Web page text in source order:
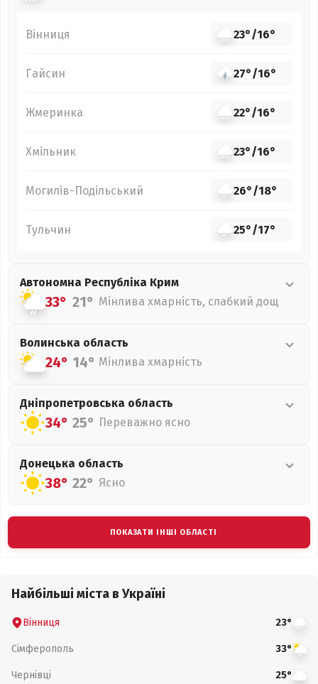
Вінниця 23°/16°
Гайсин 27°/16°
Жмеринка 22°/16°
Хмільник 23°/16°
Могилів-Подільський 26°/18°
Тульчин 25°/17°
Автономна Республіка Крим
33° 21° Мінлива хмарність, слабкий дощ
Волинська область
24° 14° Мінлива хмарність
Дніпропетровська область
34° 25° Переважно ясно
Донецька область
38° 22° Ясно
ПОКАЗАТИ ІНШІ ОБЛАСТІ
Найбільші міста в Україні
Вінниця 23°
Сімферополь 33°
Чернівці 25°